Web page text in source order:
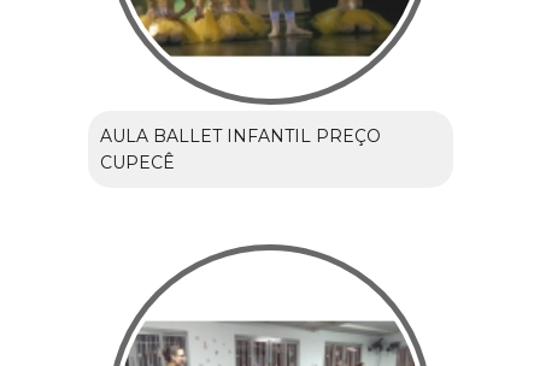
AULA BALLET INFANTIL PREÇO
CUPECÊ